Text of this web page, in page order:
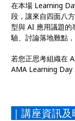
在本場 Learning
段，讓來自四面八
型與 AI 應用議題的
驗、討論落地難點
若您正思考組織在
AMA Learning Day
｜講座資訊及